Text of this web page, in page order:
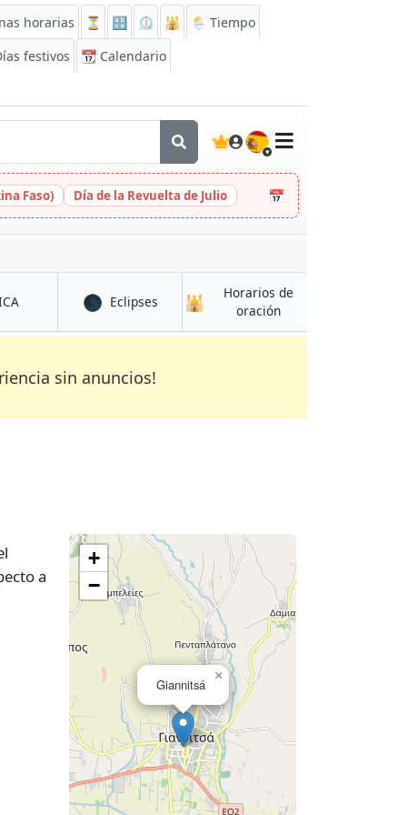
horarias ⏳ 🔡 ⏲️ 🕌
🌦️ Tiempo
festivos 📆 Calendario
🇪🇸
Faso) Día de la Revuelta de Julio 📅
en Giannitsá🌑 Eclipsesen Giannitsá
🕌
Horarios de
oraciónen Giannitsá
sin anuncios!
a
Giannitsá
×
+
−